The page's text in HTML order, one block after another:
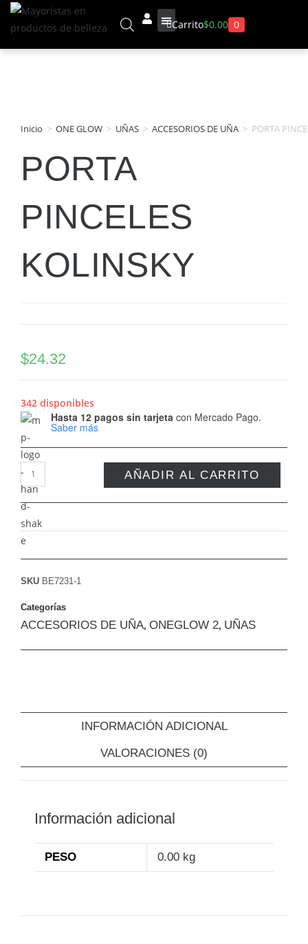
Carrito$0.00 0
Inicio > ONE GLOW > UÑAS > ACCESORIOS DE UÑA > PORTA
PORTA
PINCELES
KOLINSKY
$24.32
342 disponibles
Hasta 12 pagos sin tarjeta con Mercado Pago.
Saber más
AÑADIR AL CARRITO
SKU BE7231-1
Categorías
ACCESORIOS DE UÑA, ONEGLOW 2, UÑAS
INFORMACIÓN ADICIONAL
VALORACIONES (0)
Información adicional
PESO 0.00 kg